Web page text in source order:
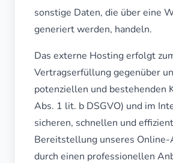
sonstige Daten, die über eine
generiert werden, handeln.
Das externe Hosting erfolgt
Vertragserfüllung gegenüber
potenziellen und bestehenden
Abs. 1 lit. b DSGVO) und im
sicheren, schnellen und
Bereitstellung unseres Online-
durch einen professionellen